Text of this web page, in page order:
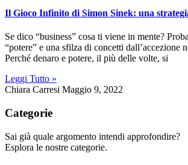
Il Gioco Infinito di Simon Sinek: una
Se dico “business” cosa ti viene in mente?
“potere” e una sfilza di concetti dall’accezione
Perché denaro e potere, il più delle volte, si
Leggi Tutto »
Chiara Carresi Maggio 9, 2022
Categorie
Sai già quale argomento intendi approfondire?
Esplora le nostre categorie.